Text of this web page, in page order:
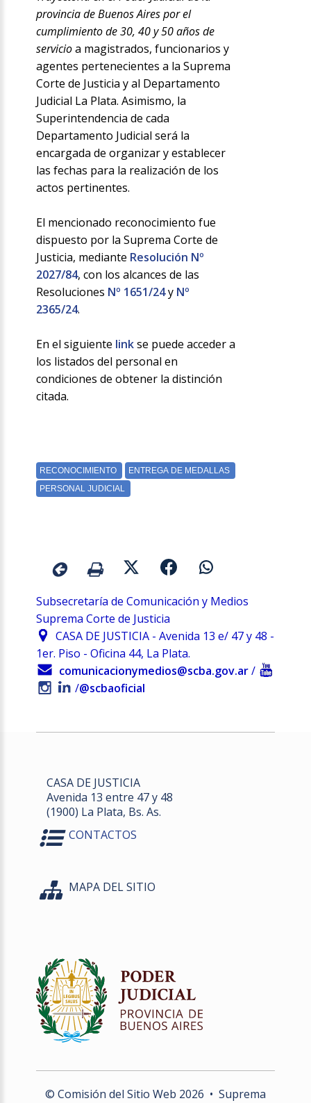
provincia de Buenos Aires por el
cumplimiento de 30, 40 y 50 años de
servicioa magistrados, funcionarios y
agentes pertenecientes a la Suprema
Corte de Justicia y al Departamento
Judicial La Plata. Asimismo, la
Superintendencia de cada
Departamento Judicial será la
encargada de organizar y establecer
las fechas para la realización de los
actos pertinentes.
El mencionado reconocimiento fue
dispuesto por la Suprema Corte de
Justicia, mediante Resolución Nº
2027/84, con los alcances de las
Resoluciones Nº 1651/24y Nº
2365/24.
En el siguiente link se puede acceder a
los listados del personal en
condiciones de obtener la distinción
citada.
Subsecretaría de Comunicación y Medios
Suprema Corte de Justicia
CASA DE JUSTICIA - Avenida 13 e/ 47 y 48 -
1er. Piso - Oficina 44, La Plata.
comunicacionymedios@scba.gov.ar /
/@scbaoficial
CASA DE JUSTICIA
Avenida 13 entre 47 y 48
(1900) La Plata, Bs. As.
CONTACTOS
MAPA DEL SITIO
© Comisión del Sitio Web 2026 • Suprema